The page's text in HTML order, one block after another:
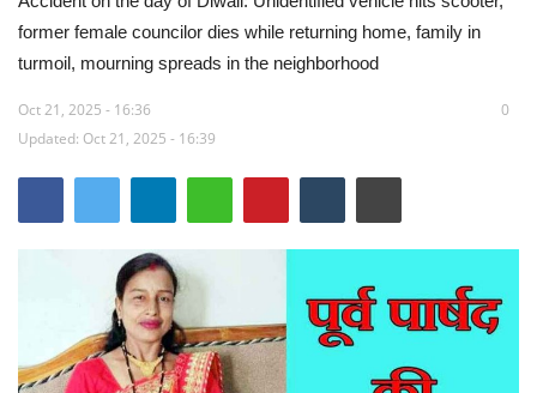
मुख्य समाचार
विदेश
छत्तीसगढ़
खेल
व्यापार
former female councilor dies while returning home, family in
turmoil, mourning spreads in the neighborhood
Oct 21, 2025 - 16:36
Updated: Oct 21, 2025 - 16:39
0